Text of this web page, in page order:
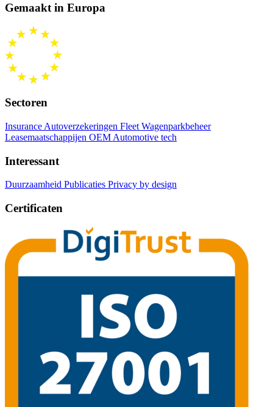
Gemaakt in Europa
Sectoren
Insurance Autoverzekeringen Fleet Wagenparkbeheer
Leasemaatschappijen OEM Automotive tech
Interessant
Duurzaamheid Publicaties Privacy by design
Certificaten